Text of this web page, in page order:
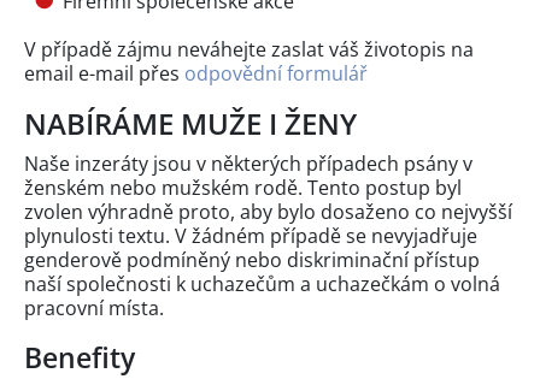
V případě zájmu neváhejte zaslat váš životopis na
email e-mail přes odpovědní formulář
NABÍRÁME MUŽE I ŽENY
Naše inzeráty jsou v některých případech psány v
ženském nebo mužském rodě. Tento postup byl
zvolen výhradně proto, aby bylo dosaženo co nejvyšší
plynulosti textu. V žádném případě se nevyjadřuje
genderově podmíněný nebo diskriminační přístup
naší společnosti k uchazečům a uchazečkám o volná
pracovní místa.
Benefity